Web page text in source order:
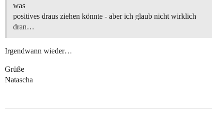
was
positives draus ziehen könnte - aber ich glaub nicht wirklich
dran…
Irgendwann wieder…
Grüße
Natascha